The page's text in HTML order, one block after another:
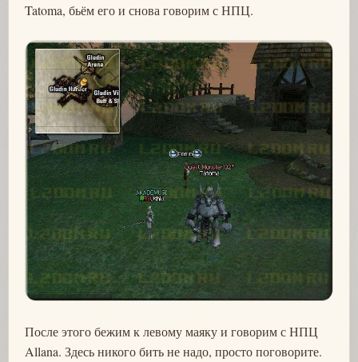
Tatoma, бьём его и снова говорим с НПЦ.
После этого бежим к левому маяку и говорим с НПЦ
Allana. Здесь никого бить не надо, просто поговорите.